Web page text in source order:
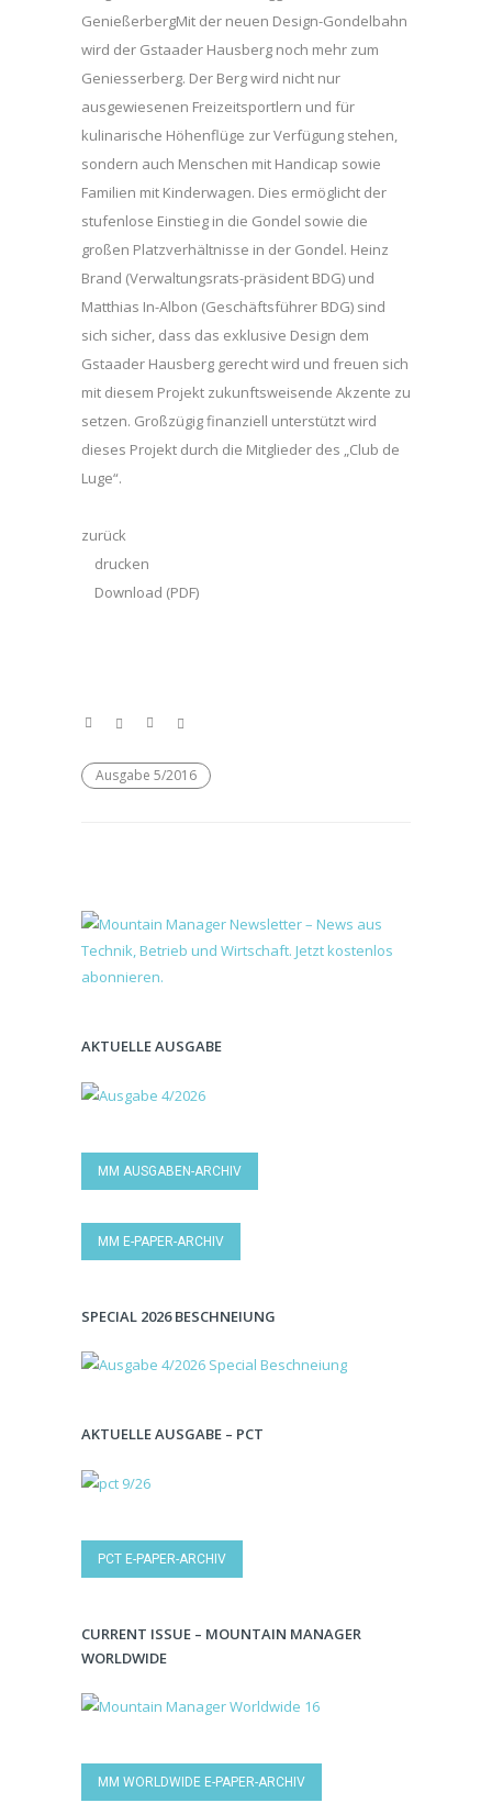
GenießerbergMit der neuen Design-Gondelbahn
wird der Gstaader Hausberg noch mehr zum
Geniesserberg. Der Berg wird nicht nur
ausgewiesenen Freizeitsportlern und für
kulinarische Höhenflüge zur Verfügung stehen,
sondern auch Menschen mit Handicap sowie
Familien mit Kinderwagen. Dies ermöglicht der
stufenlose Einstieg in die Gondel sowie die
großen Platzverhältnisse in der Gondel. Heinz
Brand (Verwaltungsrats-präsident BDG) und
Matthias In-Albon (Geschäftsführer BDG) sind
sich sicher, dass das exklusive Design dem
Gstaader Hausberg gerecht wird und freuen sich
mit diesem Projekt zukunftsweisende Akzente zu
setzen. Großzügig finanziell unterstützt wird
dieses Projekt durch die Mitglieder des „Club de
Luge“.
zurück
drucken
Download (PDF)
Ausgabe 5/2016
AKTUELLE AUSGABE
MM AUSGABEN-ARCHIV
MM E-PAPER-ARCHIV
SPECIAL 2026 BESCHNEIUNG
AKTUELLE AUSGABE – PCT
PCT E-PAPER-ARCHIV
CURRENT ISSUE – MOUNTAIN MANAGER
WORLDWIDE
MM WORLDWIDE E-PAPER-ARCHIV